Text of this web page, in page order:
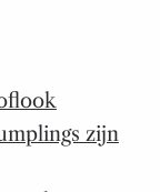
zijn